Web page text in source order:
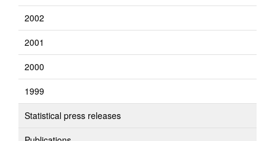
2002
2001
2000
1999
Statistical press releases